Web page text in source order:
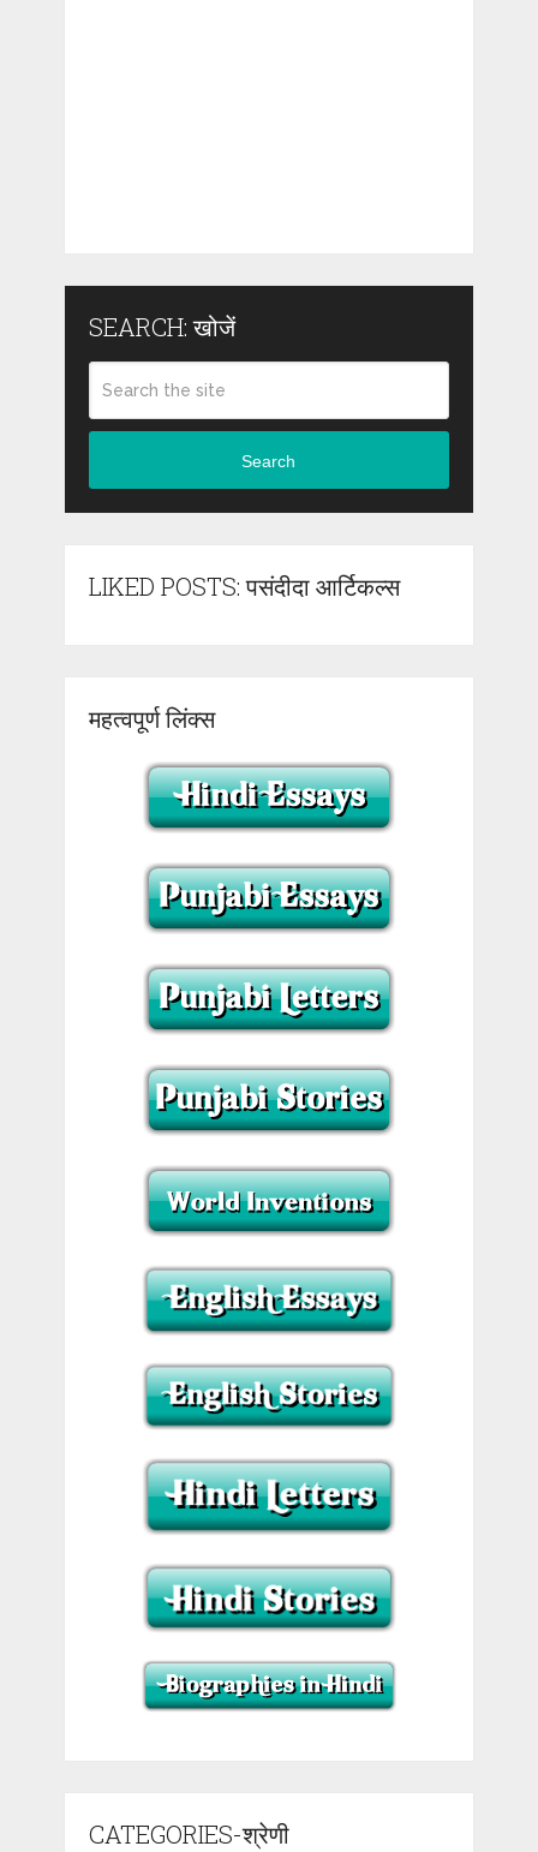
SEARCH: खोजें
Search
LIKED POSTS: पसंदीदा आर्टिकल्स
महत्वपूर्ण लिंक्स
CATEGORIES-श्रेणी